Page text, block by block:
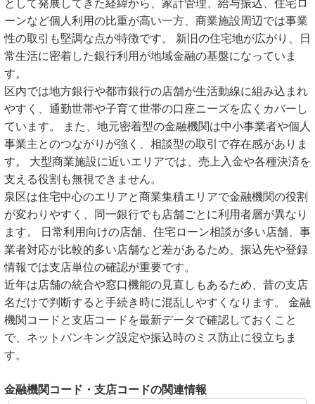
として発展してきた経緯から、家計管理、給与振込、住宅ロ
ーンなど個人利用の比重が高い一方、商業施設周辺では事業
性の取引も堅調な点が特徴です。 新旧の住宅地が広がり、日
常生活に密着した銀行利用が地域金融の基盤になっていま
す。
区内では地方銀行や都市銀行の店舗が生活動線に組み込まれ
やすく、通勤世帯や子育て世帯の口座ニーズを広くカバーし
ています。 また、地元密着型の金融機関は中小事業者や個人
事業主とのつながりが強く、相談型の取引で存在感がありま
す。 大型商業施設に近いエリアでは、売上入金や各種決済を
支える役割も無視できません。
泉区は住宅中心のエリアと商業集積エリアで金融機関の役割
が変わりやすく、同一銀行でも店舗ごとに利用者層が異なり
ます。 日常利用向けの店舗、住宅ローン相談が多い店舗、事
業者対応が比較的多い店舗など差があるため、振込先や登録
情報では支店単位の確認が重要です。
近年は店舗の統合や窓口機能の見直しもあるため、昔の支店
名だけで判断すると手続き時に混乱しやすくなります。 金融
機関コードと支店コードを最新データで確認しておくこと
で、ネットバンキング設定や振込時のミス防止に役立ちま
す。
金融機関コード・支店コードの関連情報